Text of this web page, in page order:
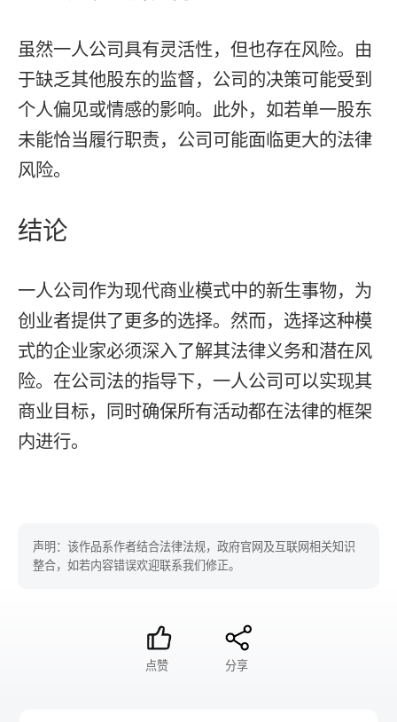
虽然一人公司具有灵活性，但也存在风险。由
于缺乏其他股东的监督，公司的决策可能受到
个人偏见或情感的影响。此外，如若单一股东
未能恰当履行职责，公司可能面临更大的法律
风险。
结论
一人公司作为现代商业模式中的新生事物，为
创业者提供了更多的选择。然而，选择这种模
式的企业家必须深入了解其法律义务和潜在风
险。在公司法的指导下，一人公司可以实现其
商业目标，同时确保所有活动都在法律的框架
内进行。
声明：该作品系作者结合法律法规，政府官网及互联网相关知识
整合，如若内容错误欢迎联系我们修正。
点赞 分享